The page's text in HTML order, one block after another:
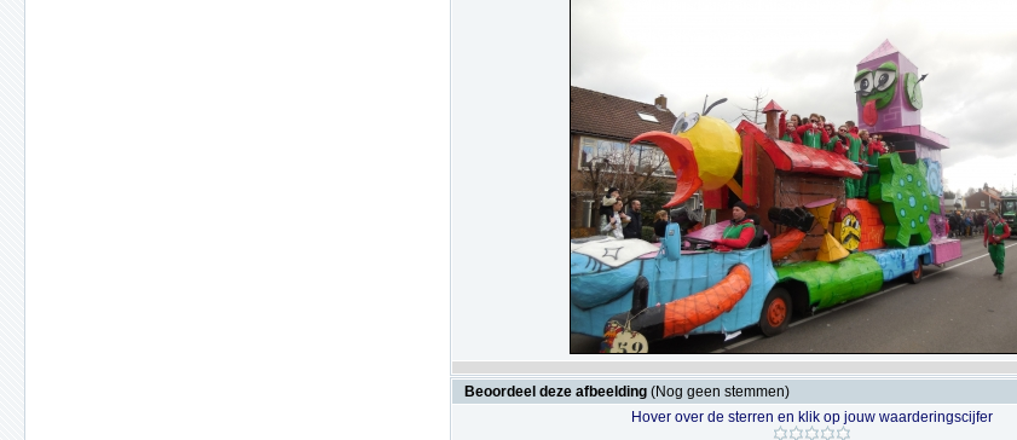
Beoordeel deze afbeelding (Nog geen stemmen)
Hover over de sterren en klik op jouw waarderingscijfer